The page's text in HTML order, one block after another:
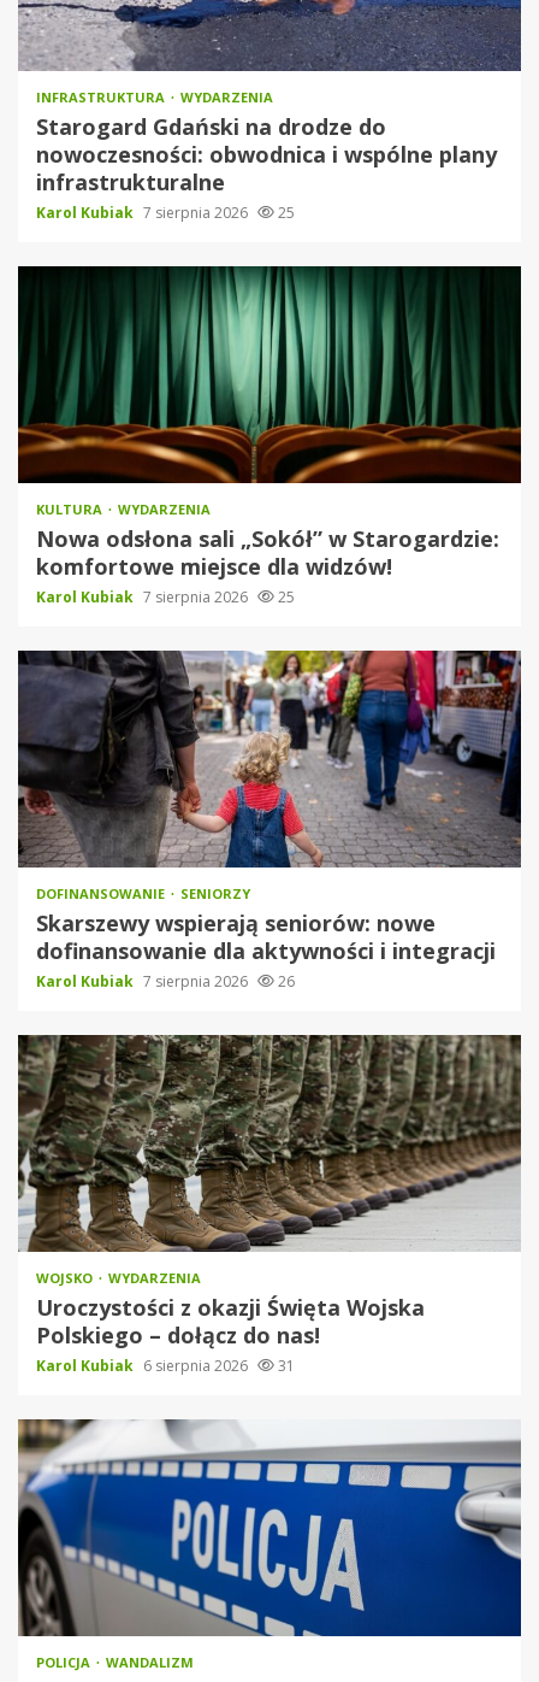
INFRASTRUKTURA WYDARZENIA
Starogard Gdański na drodze do
nowoczesności: obwodnica i wspólne plany
infrastrukturalne
Karol Kubiak 7 sierpnia 2026 25
KULTURA WYDARZENIA
Nowa odsłona sali „Sokół” w Starogardzie:
komfortowe miejsce dla widzów!
Karol Kubiak 7 sierpnia 2026 25
DOFINANSOWANIE SENIORZY
Skarszewy wspierają seniorów: nowe
dofinansowanie dla aktywności i integracji
Karol Kubiak 7 sierpnia 2026 26
WOJSKO WYDARZENIA
Uroczystości z okazji Święta Wojska
Polskiego – dołącz do nas!
Karol Kubiak 6 sierpnia 2026 31
POLICJA WANDALIZM